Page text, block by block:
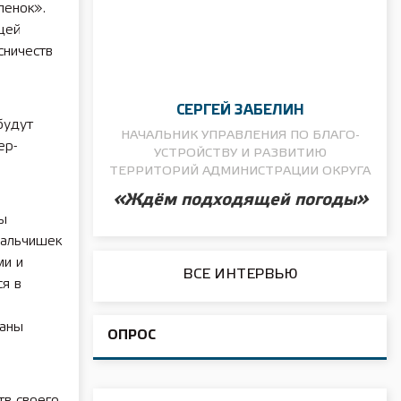
и
в
СЕРГЕЙ ЗАБЕЛИН
НАЧАЛЬНИК УПРАВЛЕНИЯ ПО БЛАГО­
УСТРОЙСТВУ И РАЗВИТИЮ
ТЕРРИТОРИЙ АДМИНИСТРАЦИИ ОКРУГА
«Ждём подходящей погоды»
ВСЕ ИНТЕРВЬЮ
ОПРОС